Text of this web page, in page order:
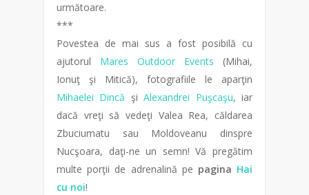
următoare.
***
Povestea de mai sus a fost posibilă cu
ajutorul Mares Outdoor Events (Mihai,
Ionuţ şi Mitică), fotografiile le aparţin
Mihaelei Dincă şiAlexandrei Puşcaşu, iar
dacă vreţi să vedeţi Valea Rea, căldarea
Zbuciumatu sau Moldoveanu dinspre
Nucşoara, daţi-ne un semn! Vă pregătim
multe porţii de adrenalină pe pagina Hai
cu noi!